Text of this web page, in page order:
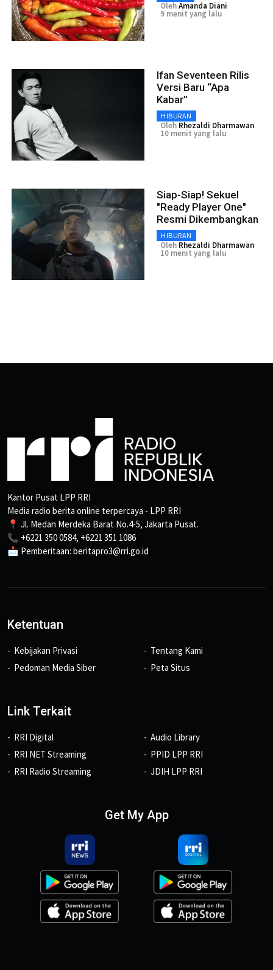
OlehAmanda Diani
9 menit yang lalu
Ifan Seventeen Rilis
Versi Baru “Apa
Kabar”
HIBURAN
Oleh Rhezaldi Dharmawan
10 menit yang lalu
Siap-Siap! Sekuel
"Ready Player One"
Resmi Dikembangkan
HIBURAN
Oleh Rhezaldi Dharmawan
10 menit yang lalu
Kantor Pusat LPP RRI
Media radio berita online terpercaya - LPP RRI
📍 Jl. Medan Merdeka Barat No.4-5, Jakarta Pusat.
📞 +6221 350 0584, +6221 351 1086
📩 Pemberitaan: beritapro3@rri.go.id
Ketentuan
Kebijakan Privasi
Pedoman Media Siber
Tentang Kami
Peta Situs
Link Terkait
RRI Digital
RRI NET Streaming
RRI Radio Streaming
Audio Library
PPID LPP RRI
JDIH LPP RRI
Get My App